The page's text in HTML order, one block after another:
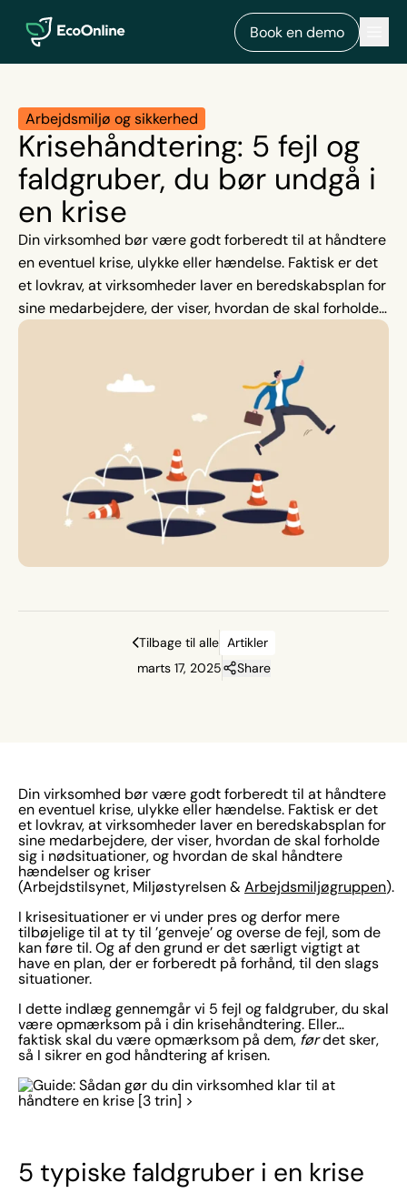
EcoOnline
Book en demo
Arbejdsmiljø og sikkerhed
Krisehåndtering: 5 fejl og
faldgruber, du bør undgå i
en krise
Din virksomhed bør være godt forberedt til at håndtere
en eventuel krise, ulykke eller hændelse. Faktisk er det
et lovkrav, at virksomheder laver en beredskabsplan for
sine medarbejdere, der viser, hvordan de skal forholde
sig i nødsituationer, og hvordan de skal håndtere
Arbejdsmiljøgruppen). I krisesituationer er vi under
pres og derfor mere tilbøjelige til at ty til ’genveje’ og
overse de fejl, som de kan føre til. Og af den grund er
det særligt vigtigt at have en plan, der er forberedt på
forhånd, til den slags situationer. I dette indlæg
gennemgår vi 5 fejl og faldgruber, du skal være
opmærksom på i din krisehåndtering. Eller… faktisk skal
du være opmærksom på dem, før det sker, så I sikrer en
god håndtering af krisen. {{cta('58c2026a-fae4-4108-
Tilbage til alle Artikler
marts 17, 2025
Share
Din virksomhed bør være godt forberedt til at håndtere
en eventuel krise, ulykke eller hændelse. Faktisk er det
et lovkrav, at virksomheder laver en beredskabsplan for
sine medarbejdere, der viser, hvordan de skal forholde
sig i nødsituationer, og hvordan de skal håndtere
hændelser og kriser
(Arbejdstilsynet, Miljøstyrelsen & Arbejdsmiljøgruppen).
I krisesituationer er vi under pres og derfor mere
tilbøjelige til at ty til ’genveje’ og overse de fejl, som de
kan føre til. Og af den grund er det særligt vigtigt at
have en plan, der er forberedt på forhånd, til den slags
situationer.
I dette indlæg gennemgår vi 5 fejl og faldgruber, du skal
være opmærksom på i din krisehåndtering. Eller…
faktisk skal du være opmærksom på dem, førdet sker,
så I sikrer en god håndtering af krisen.
5 typiske faldgruber i en krise